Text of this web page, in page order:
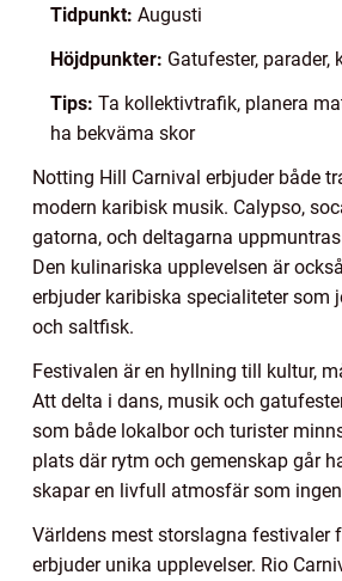
Tidpunkt: Augusti
Höjdpunkter: Gatufester, parader,
Tips: Ta kollektivtrafik, planera
ha bekväma skor
Notting Hill Carnival erbjuder både
modern karibisk musik. Calypso,
gatorna, och deltagarna
Den kulinariska upplevelsen är
erbjuder karibiska specialiteter som
och saltfisk.
Festivalen är en hyllning till kultur,
Att delta i dans, musik och
som både lokalbor och turister
plats där rytm och gemenskap går
skapar en livfull atmosfär som
Världens mest storslagna festivaler
erbjuder unika upplevelser. Rio